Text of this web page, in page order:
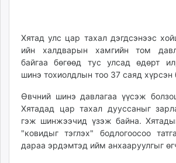
Хятад улс цар тахал дэгдсэнээс
ийн халдварын хамгийн том
байгаа бөгөөд тус улсад өдөрт
шинэ тохиолдлын тоо 37 саяд хүрсэн
Өвчний шинэ давлагаа үүсэж
Хятадад цар тахал дууссаныг
гэж шинжээчид үзэж байна.
"ковидыг тэглэх" бодлогоосоо
дараа эрдэмтэд ийм анхааруулгыг